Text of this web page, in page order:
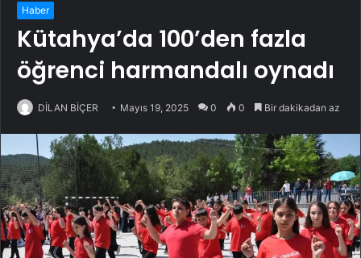
Haber
Kütahya’da 100’den fazla
öğrenci harmandalı oynadı
DİLAN BİÇER Mayıs 19, 2025 0 0 Bir dakikadan az